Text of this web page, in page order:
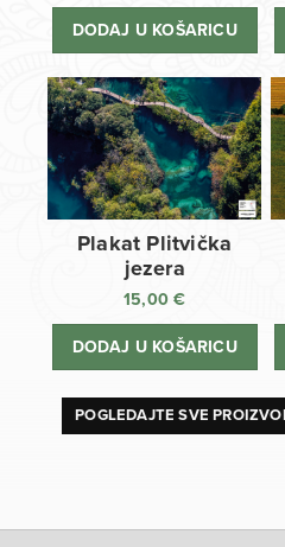
DODAJ U KOŠARICU
Plakat Plitvička
jezera
15,00€
DODAJ U KOŠARICU
POGLEDAJTE SVE